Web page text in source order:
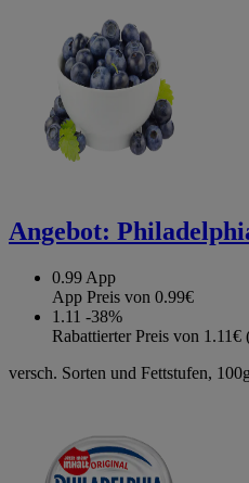
Angebot:
0.99 App
App Preis von 0.99€
1.11 -38%
Rabattierter Preis von 1.11€
versch. Sorten und Fettstufen,